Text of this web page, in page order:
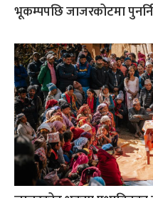
भूकम्पपछि जाजरकोटमा